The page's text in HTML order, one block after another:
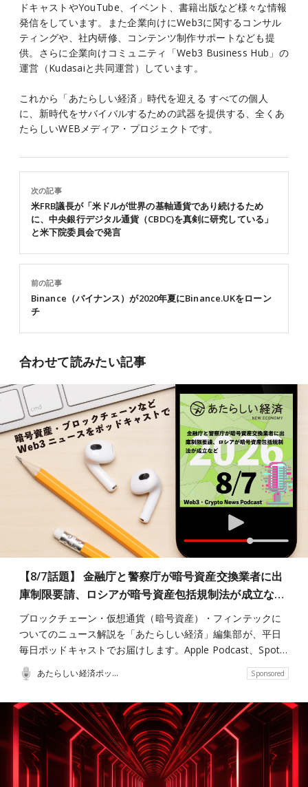
ドキャストやYouTube、イベント、書籍出版など様々な情報
発信をしています。また企業向けにWeb3に関するコンサル
ティングや、社内研修、コンテンツ制作サポートなども提
供。さらに企業向けコミュニティ「Web3 Business Hub」の
運営（Kudasaiと共同運営）しています。
これから「あたらしい経済」時代を迎える すべての個人
に、新時代をサバイバルするための武器を提供する、全くあ
たらしいWEBメディア・プロジェクトです。
前の記事
Binance（バイナンス）が2020年夏にBinance.UKをローン
チ
次の記事
米FRB議長が「米ドルが世界の基軸通貨であり続けるため
に、中央銀行デジタル通貨（CBDC)を真剣に研究している」
と米下院委員会で発言
合わせて読みたい記事
【8/7話題】 金融庁と警察庁が暗号資産交換業者に出
庫制限要請、ロシアが暗号資産包括規制法が成立な…
ブロックチェーン・仮想通貨（暗号資産）・フィンテックに
ついてのニュース解説を「あたらしい経済」編集部が、平日
毎日ポッドキャストでお届けします。Apple Podcast、Spot…
あたらしい経済ポッドキャスト Sponsored